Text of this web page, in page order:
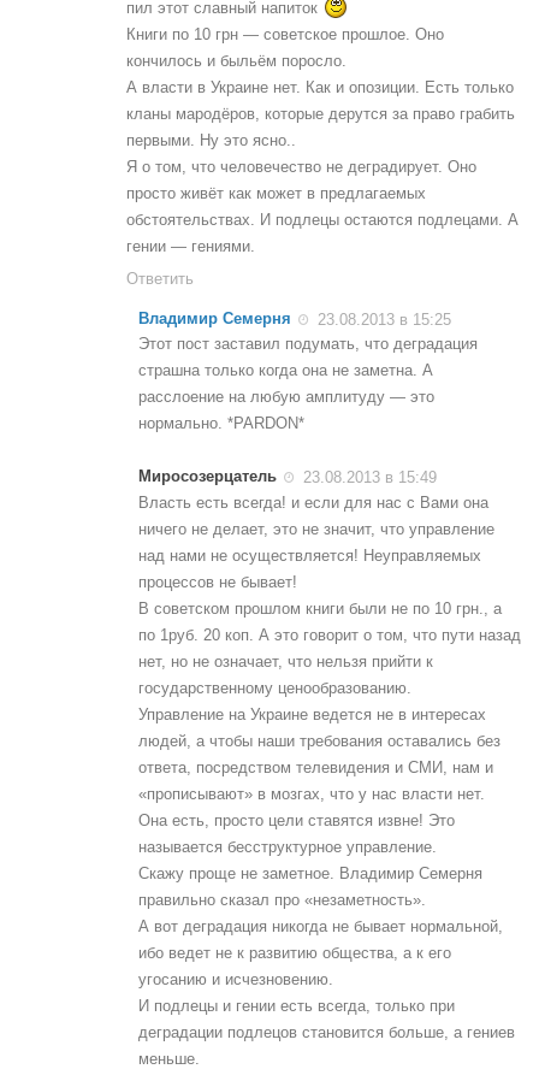
пил этот славный напиток
Книги по 10 грн — советское прошлое. Оно
кончилось и быльём поросло.
А власти в Украине нет. Как и опозиции. Есть только
кланы мародёров, которые дерутся за право грабить
первыми. Ну это ясно..
Я о том, что человечество не деградирует. Оно
просто живёт как может в предлагаемых
обстоятельствах. И подлецы остаются подлецами. А
гении — гениями.
Ответить
Владимир Семерня
23.08.2013 в 15:25
Этот пост заставил подумать, что деградация
страшна только когда она не заметна. А
расслоение на любую амплитуду — это
нормально. *PARDON*
Миросозерцатель
23.08.2013 в 15:49
Власть есть всегда! и если для нас с Вами она
ничего не делает, это не значит, что управление
над нами не осуществляется! Неуправляемых
процессов не бывает!
В советском прошлом книги были не по 10 грн., а
по 1руб. 20 коп. А это говорит о том, что пути назад
нет, но не означает, что нельзя прийти к
государственному ценообразованию.
Управление на Украине ведется не в интересах
людей, а чтобы наши требования оставались без
ответа, посредством телевидения и СМИ, нам и
«прописывают» в мозгах, что у нас власти нет.
Она есть, просто цели ставятся извне! Это
называется бесструктурное управление.
Скажу проще не заметное. Владимир Семерня
правильно сказал про «незаметность».
А вот деградация никогда не бывает нормальной,
ибо ведет не к развитию общества, а к его
угосанию и исчезновению.
И подлецы и гении есть всегда, только при
деградации подлецов становится больше, а гениев
меньше.